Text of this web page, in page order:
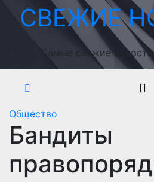
ПерейтиСВЕЖИЕ
Самые свежие
Общество
Бандиты